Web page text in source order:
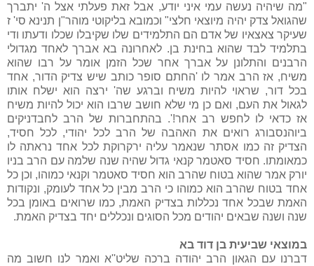
"מה שיהיה נעשה עמי איני יודע, אבל זאת פעלתי אצל ה' יתברך
שהגואל צדק יהיה מיוצאי חלצי" וכמובא בליקוטי מוהר"ן תנינא סי' ז
שעיקר צאצאיו של אדם הם התלמידים שלו שקיבלו שכלו ודעתו ודי
בתלמיד לבד שהוא בחינת בן. לאחרונה בא אברך לאחד מגדולי
הרבנים והתלונן על אברך אחר שכל הזמן אומר על רבו שהוא
משיח, אז הרב אמר לו 'החתם סופר כותב שיש צדיק הדור, אחד
בכל דור, שראוי להיות משיח וברגע שה' ירצה הוא ישלח אותו
לגאול את העם, ואם כן מי שלא חושב שרבו הוא יכול להיות משיח
אז כדאי לו לחפש רב אחר!'. בהתחברות של הרב לחבדניקים
ביוהנסבורג רואים את האהבה של הרב לכל יהודי, לכל חסיד,
הצדיק זה כמו אסתר שנאמר עליה ירקרוקת לכל אחד נראתה לו
כמאומתו. חסיד סאטמר קנאי גדול שהיה שנה שלמה עם הרב בניו
יורק אמר שהוא בטוח שהרב הוא חסיד סאטמר וקנאי כמוהו, וכן כל
אחד בטוח שהרב הוא כמוהו כי הרב מבין כל אחד לעומק, ונקודות
האמת שבכל אחד נכללות בצדיק האמת, כמו שרואים באומן בכל
שנה ושנה שבאים יהודים מכל הסוגים ונכללים יחד בצדיק האמת.
במוצאי שביעית בן דוד בא
דברנו עם הגאון הרב יהודה ברכה שליט''א ואמר לנו חשוב מה